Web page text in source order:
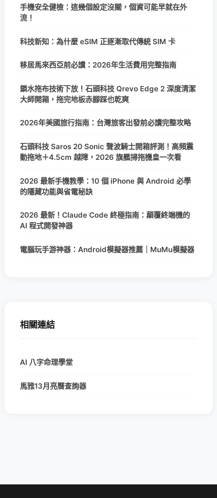
手機安全健檢：這幾個設定沒關，個資可能早就在外
流！
科技新知：為什麼 eSIM 正逐漸取代傳統 SIM 卡
移居馬來西亞前必讀：2026年生活費用完整指南
鎖水拖布技術下放！石頭科技 Qrevo Edge 2 深度清潔
大師開箱，拖完地板赤腳踩也乾爽
2026年美國旅行指南：台灣旅客出發前必讀完整攻略
石頭科技 Saros 20 Sonic 聲波騎士開箱評測！高頻震
動拖地＋4.5cm 越障，2026 旗艦掃拖機皇一次看
2026 最新手機教學：10 個 iPhone 與 Android 必學
的隱藏功能與省電秘訣
2026 最新！Claude Code 終極指南：顛覆終端機的
AI 程式開發神器
電腦玩手游神器：Android模擬器推薦｜MuMu模擬器
相關連結
AI 八字命理學堂
馬雅13月亮曆查詢器